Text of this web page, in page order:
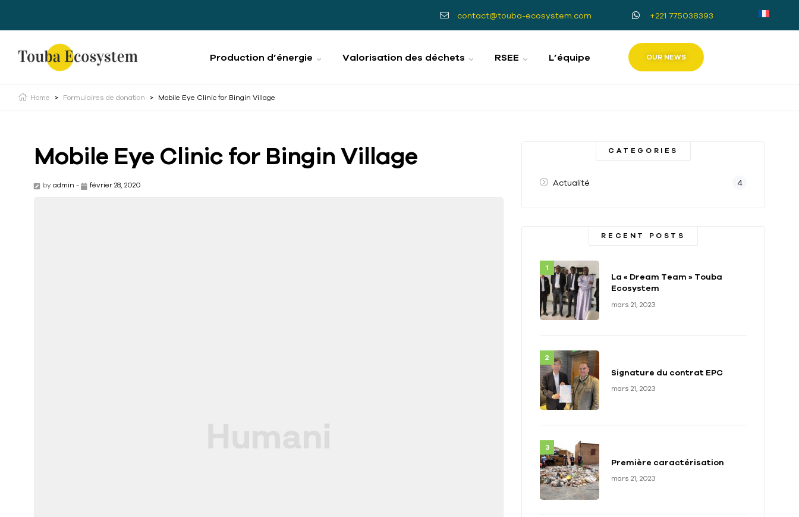
contact@touba-ecosystem.com +221 775038393
Production d’énergie Valorisation des déchets RSEE L’équipe OUR NEWS
Home > Formulaires de donation > Mobile Eye Clinic for Bingin Village
CATEGORIES
Actualité 4
RECENT POSTS
La « Dream Team » Touba
Ecosystem
mars 21, 2023
Signature du contrat EPC
mars 21, 2023
Première caractérisation
mars 21, 2023
Mobile Eye Clinic for Bingin Village
by admin - février 28, 2020